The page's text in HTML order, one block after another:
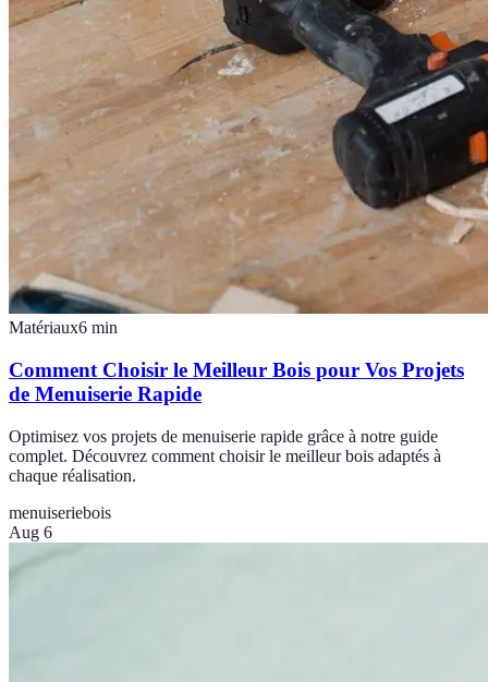
Matériaux6 min
Comment Choisir le Meilleur Bois pour Vos Projets
de Menuiserie Rapide
Optimisez vos projets de menuiserie rapide grâce à notre guide
complet. Découvrez comment choisir le meilleur bois adaptés à
chaque réalisation.
menuiseriebois
Aug 6